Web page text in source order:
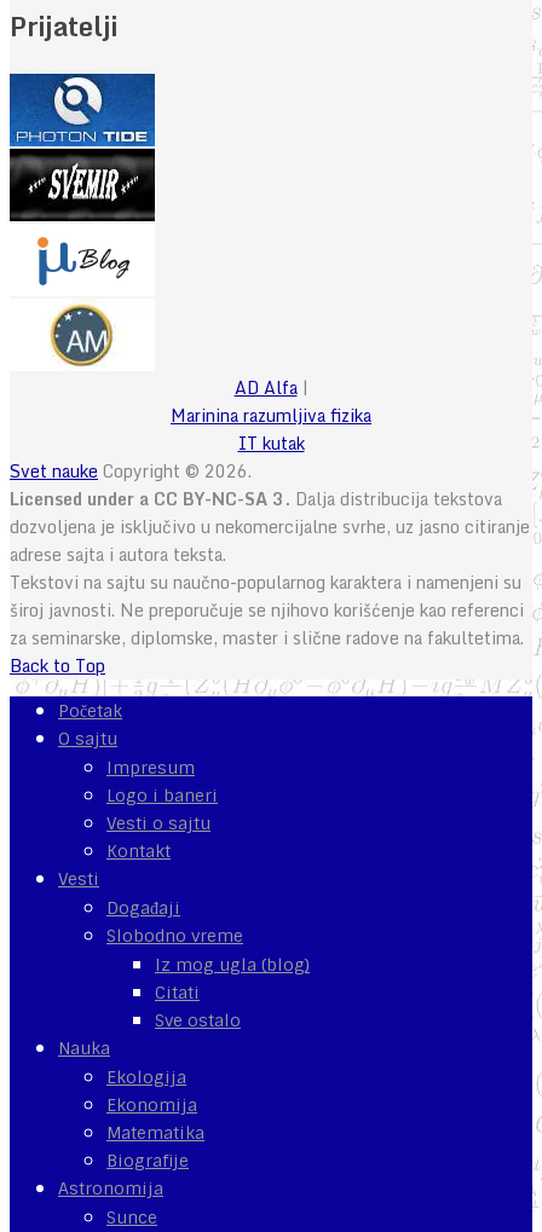
Prijatelji
AD Alfa|
Marinina razumljiva fizika
IT kutak
Svet nauke Copyright © 2026.
Licensed under a CC BY-NC-SA 3. Dalja distribucija tekstova
dozvoljena je isključivo u nekomercijalne svrhe, uz jasno citiranje
adrese sajta i autora teksta.
Tekstovi na sajtu su naučno-popularnog karaktera i namenjeni su
široj javnosti. Ne preporučuje se njihovo korišćenje kao referenci
za seminarske, diplomske, master i slične radove na fakultetima.
Back to Top
Početak
O sajtu
Impresum
Logo i baneri
Vesti o sajtu
Kontakt
Vesti
Događaji
Slobodno vreme
Iz mog ugla (blog)
Citati
Sve ostalo
Nauka
Ekologija
Ekonomija
Matematika
Biografije
Astronomija
Sunce